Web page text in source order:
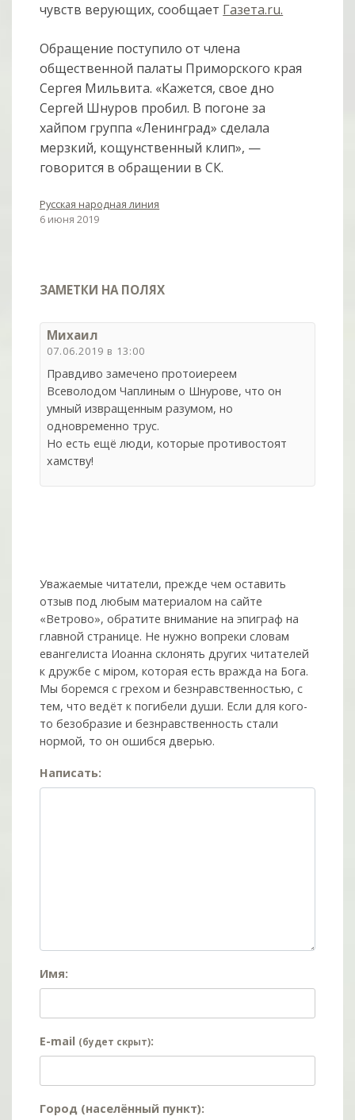
чувств верующих, сообщает Газета.ru.
Обращение поступило от члена
общественной палаты Приморского края
Сергея Мильвита. «Кажется, свое дно
Сергей Шнуров пробил. В погоне за
хайпом группа «Ленинград» сделала
мерзкий, кощунственный клип», —
говорится в обращении в СК.
Русская народная линия
6 июня 2019
ЗАМЕТКИ НА ПОЛЯХ
Михаил
07.06.2019 в 13:00
Правдиво замечено протоиереем
Всеволодом Чаплиным о Шнурове, что он
умный извращенным разумом, но
одновременно трус.
Но есть ещё люди, которые противостоят
хамству!
Уважаемые читатели, прежде чем оставить
отзыв под любым материалом на сайте
«Ветрово», обратите внимание на эпиграф на
главной странице. Не нужно вопреки словам
евангелиста Иоанна склонять других читателей
к дружбе с мiром, которая есть вражда на Бога.
Мы боремся с грехом и без­нрав­ствен­ностью, с
тем, что ведёт к погибели души. Если для кого-
то безобразие и безнравственность стали
нормой, то он ошибся дверью.
Написать:
Имя:
E-mail (будет скрыт):
Город (населённый пункт):